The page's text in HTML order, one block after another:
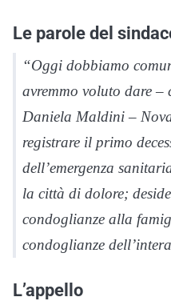
Le parole del
“Oggi dobbiamo
avremmo voluto dare –
Daniela Maldini –
registrare il primo
dell’emergenza
la città di dolore;
condoglianze alla
condoglianze
L’appello